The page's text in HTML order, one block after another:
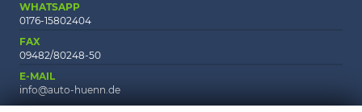
WHATSAPP
0176-15802404
FAX
09482/80248-50
E-MAIL
info@auto-huenn.de